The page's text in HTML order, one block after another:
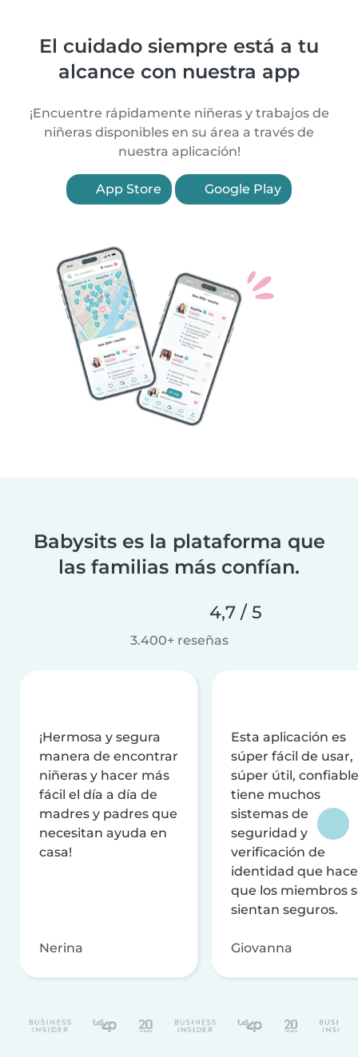
El cuidado siempre está a tu
alcance con nuestra app
¡Encuentre rápidamente niñeras y trabajos de
niñeras disponibles en su área a través de
nuestra aplicación!
App Store Google Play
Babysits es la plataforma que
las familias más confían.
4,7 / 5
3.400+ reseñas
¡Hermosa y segura
manera de encontrar
niñeras y hacer más
fácil el día a día de
madres y padres que
necesitan ayuda en
casa!
Nerina
Esta aplicación es
súper fácil de usar,
súper útil,
tiene muchos
sistemas de
seguridad y
verificación de
identidad que
que los miembros
sientan seguros.
Giovanna